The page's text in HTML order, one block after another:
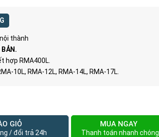
thành
hợp RMA400L.
10L, RMA-12L, RMA-14L, RMA-17L.
GIỎ
/ đổi trả 24h
MUA NGAY
Thanh toán nhanh chóng